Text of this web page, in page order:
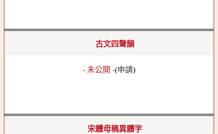
古文四聲韻
- 未公開 -(申請)
宋體母稿異體字